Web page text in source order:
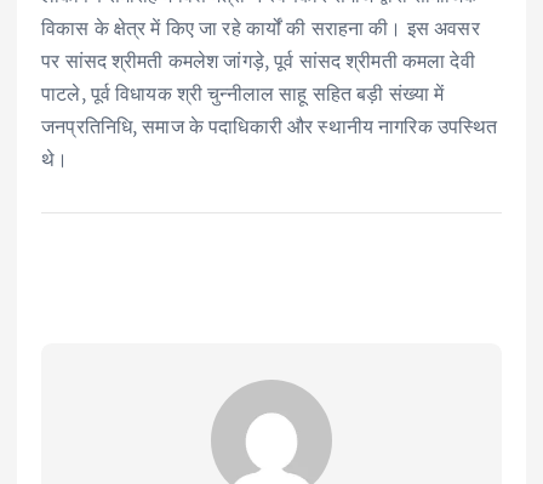
विकास के क्षेत्र में किए जा रहे कार्यों की सराहना की। इस अवसर
पर सांसद श्रीमती कमलेश जांगड़े, पूर्व सांसद श्रीमती कमला देवी
पाटले, पूर्व विधायक श्री चुन्नीलाल साहू सहित बड़ी संख्या में
जनप्रतिनिधि, समाज के पदाधिकारी और स्थानीय नागरिक उपस्थित
थे।